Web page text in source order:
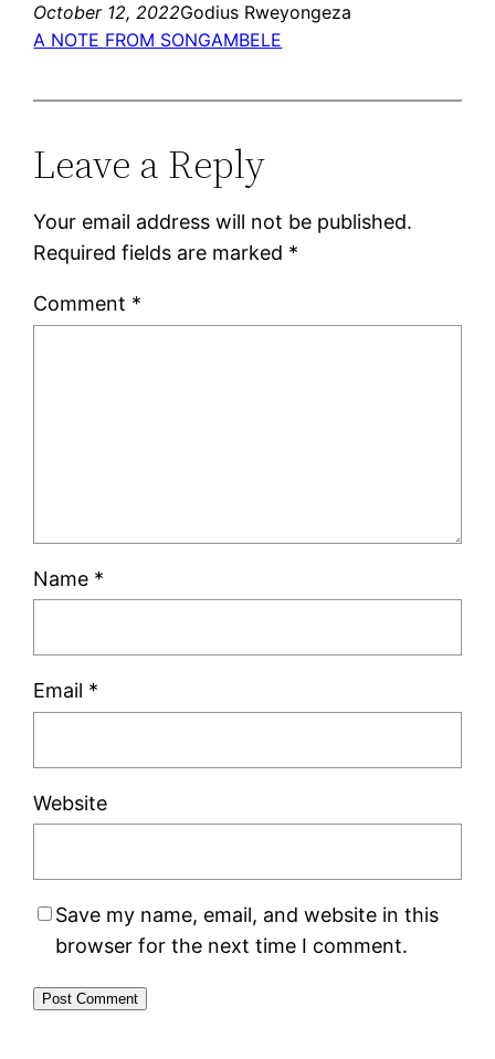
October 12, 2022Godius Rweyongeza
A NOTE FROM SONGAMBELE
Leave a Reply
Your email address will not be published.
Required fields are marked *
Comment *
Name *
Email *
Website
Save my name, email, and website in this
browser for the next time I comment.